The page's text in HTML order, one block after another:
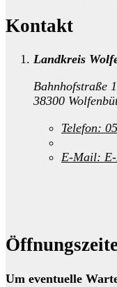
Kontakt
Landkreis
Bahnhofstraße
38300
Telefon:
E-Mail:
Um eventuelle